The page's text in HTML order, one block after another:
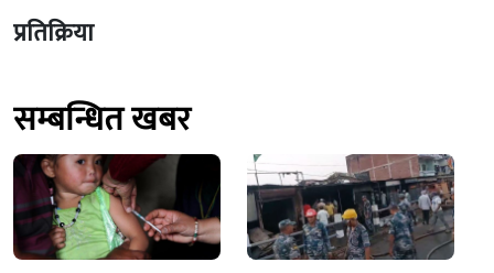
प्रतिक्रिया
सम्बन्धित खबर